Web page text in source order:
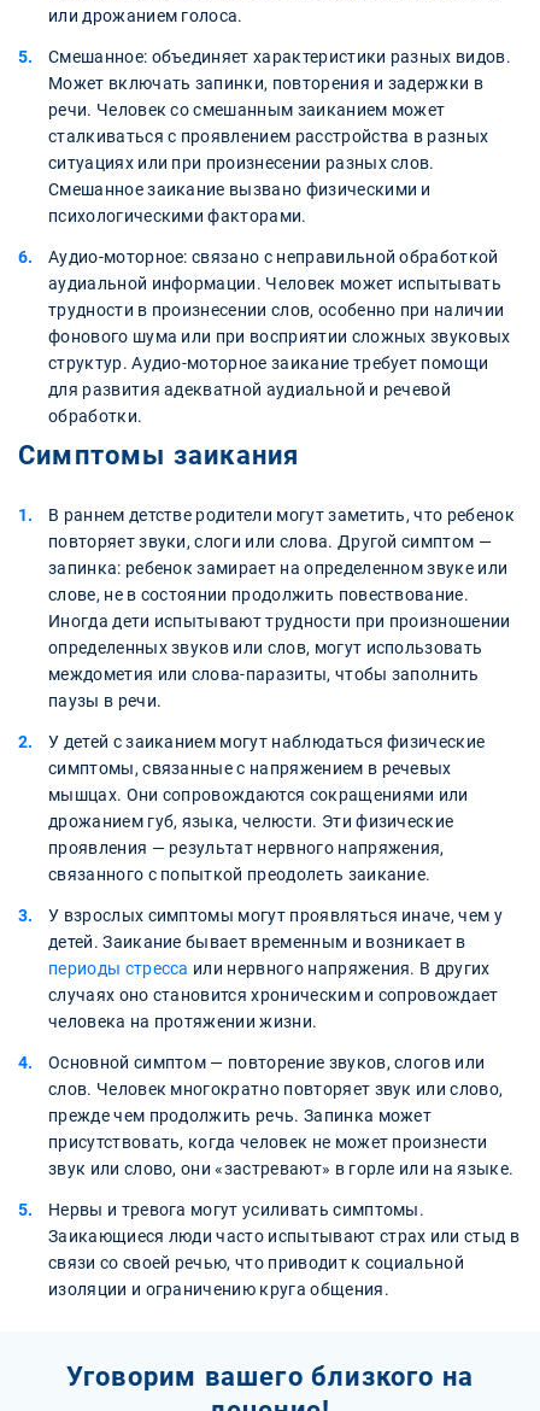
или дрожанием голоса.
Смешанное: объединяет характеристики разных видов.
Может включать запинки, повторения и задержки в
речи. Человек со смешанным заиканием может
сталкиваться с проявлением расстройства в разных
ситуациях или при произнесении разных слов.
Смешанное заикание вызвано физическими и
психологическими факторами.
Аудио-моторное: связано с неправильной обработкой
аудиальной информации. Человек может испытывать
трудности в произнесении слов, особенно при наличии
фонового шума или при восприятии сложных звуковых
структур. Аудио-моторное заикание требует помощи
для развития адекватной аудиальной и речевой
обработки.
Симптомы заикания
В раннем детстве родители могут заметить, что ребенок
повторяет звуки, слоги или слова. Другой симптом —
запинка: ребенок замирает на определенном звуке или
слове, не в состоянии продолжить повествование.
Иногда дети испытывают трудности при произношении
определенных звуков или слов, могут использовать
междометия или слова-паразиты, чтобы заполнить
паузы в речи.
У детей с заиканием могут наблюдаться физические
симптомы, связанные с напряжением в речевых
мышцах. Они сопровождаются сокращениями или
дрожанием губ, языка, челюсти. Эти физические
проявления — результат нервного напряжения,
связанного с попыткой преодолеть заикание.
У взрослых симптомы могут проявляться иначе, чем у
детей. Заикание бывает временным и возникает в
периоды стресса или нервного напряжения. В других
случаях оно становится хроническим и сопровождает
человека на протяжении жизни.
Основной симптом — повторение звуков, слогов или
слов. Человек многократно повторяет звук или слово,
прежде чем продолжить речь. Запинка может
присутствовать, когда человек не может произнести
звук или слово, они «застревают» в горле или на языке.
Нервы и тревога могут усиливать симптомы.
Заикающиеся люди часто испытывают страх или стыд в
связи со своей речью, что приводит к социальной
изоляции и ограничению круга общения.
Уговорим вашего близкого на